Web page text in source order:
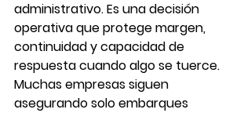
administrativo. Es una decisión
operativa que protege margen,
continuidad y capacidad de
respuesta cuando algo se tuerce.
Muchas empresas siguen
asegurando solo embarques